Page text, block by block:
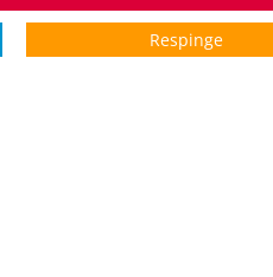
Respinge